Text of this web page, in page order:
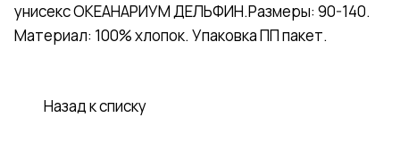
унисекс ОКЕАНАРИУМ ДЕЛЬФИН.Размеры: 90-140.
Материал: 100% хлопок. Упаковка ПП пакет.
Назад к списку